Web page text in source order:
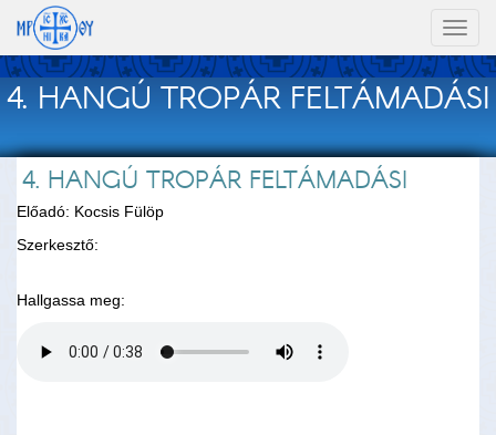
4. HANGÚ TROPÁR FELTÁMADÁSI
4. HANGÚ TROPÁR FELTÁMADÁSI
Előadó: Kocsis Fülöp
Szerkesztő:
Hallgassa meg: